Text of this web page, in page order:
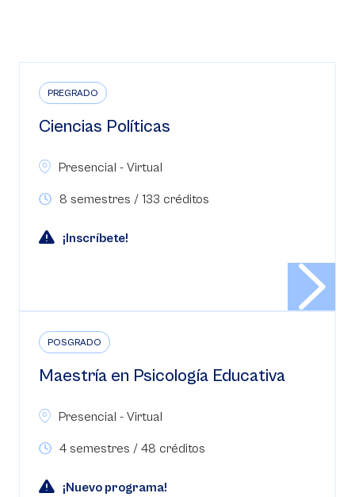
PREGRADO
Ciencias Políticas
Presencial - Virtual
8 semestres / 133 créditos
¡Inscríbete!
POSGRADO
Maestría en Psicología Educativa
Presencial - Virtual
4 semestres / 48 créditos
¡Nuevo programa!